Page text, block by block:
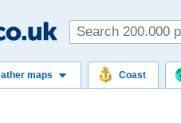
maps Coast